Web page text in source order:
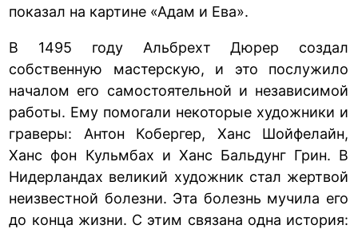
показал на картине «Адам и Ева».
В 1495 году Альбрехт Дюрер создал
собственную мастерскую, и это послужило
началом его самостоятельной и независимой
работы. Ему помогали некоторые художники и
граверы: Антон Кобергер, Ханс Шойфелайн,
Ханс фон Кульмбах и Ханс Бальдунг Грин. В
Нидерландах великий художник стал жертвой
неизвестной болезни. Эта болезнь мучила его
до конца жизни. С этим связана одна история: